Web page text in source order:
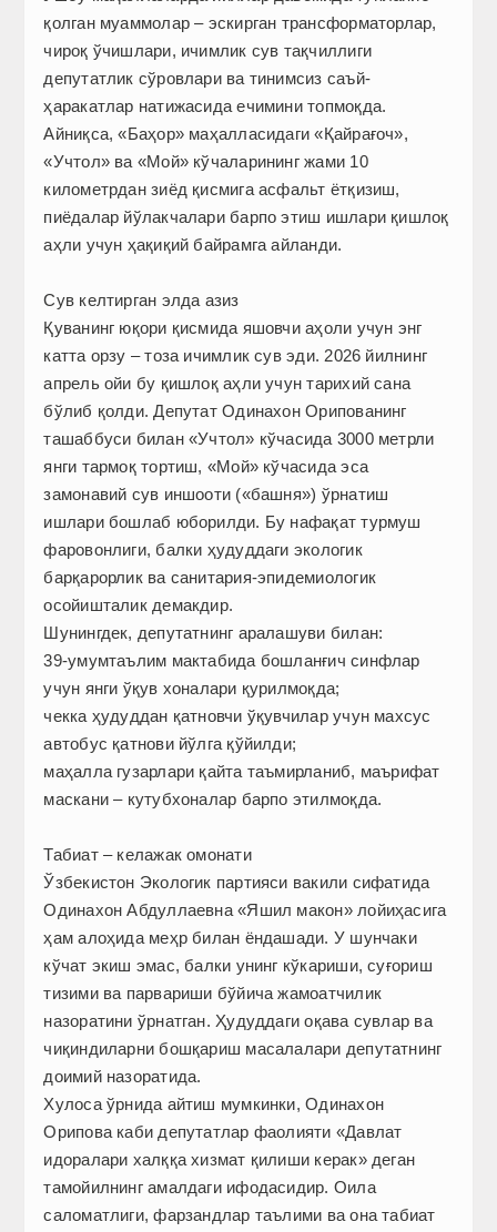
қолган муаммолар – эскирган трансформаторлар,
чироқ ўчишлари, ичимлик сув тақчиллиги
депутатлик сўровлари ва тинимсиз саъй-
ҳаракатлар натижасида ечимини топмоқда.
Айниқса, «Баҳор» маҳалласидаги «Қайрағоч»,
«Учтол» ва «Мой» кўчаларининг жами 10
километрдан зиёд қисмига асфальт ётқизиш,
пиёдалар йўлакчалари барпо этиш ишлари қишлоқ
аҳли учун ҳақиқий байрамга айланди.
Сув келтирган элда азиз
Қуванинг юқори қисмида яшовчи аҳоли учун энг
катта орзу – тоза ичимлик сув эди. 2026 йилнинг
апрель ойи бу қишлоқ аҳли учун тарихий сана
бўлиб қолди. Депутат Одинахон Орипованинг
ташаббуси билан «Учтол» кўчасида 3000 метрли
янги тармоқ тортиш, «Мой» кўчасида эса
замонавий сув иншооти («башня») ўрнатиш
ишлари бошлаб юборилди. Бу нафақат турмуш
фаровонлиги, балки ҳудуддаги экологик
барқарорлик ва санитария-­эпидемиологик
осойишталик демакдир.
Шунингдек, депутатнинг аралашуви билан:
39-умумтаълим мактабида бошланғич синфлар
учун янги ўқув хоналари қурилмоқда;
чекка ҳудуддан қатновчи ўқувчилар учун махсус
автобус қатнови йўлга қўйилди;
маҳалла гузарлари қайта таъмирланиб, маърифат
маскани – кутубхоналар барпо этилмоқда.
Табиат – келажак омонати
Ўзбекистон Экологик партияси вакили сифатида
Одинахон Абдуллаевна «Яшил макон» лойиҳасига
ҳам алоҳида меҳр билан ёндашади. У шунчаки
кўчат экиш эмас, балки унинг кўкариши, суғориш
тизими ва парвариши бўйича жамоатчилик
назоратини ўрнатган. Ҳудуддаги оқава сувлар ва
чиқиндиларни бошқариш масалалари депутатнинг
доимий назоратида.
Хулоса ўрнида айтиш мумкинки, Одинахон
Орипова каби депутатлар фаолияти «Давлат
идоралари халққа хизмат қилиши керак» деган
тамойилнинг амалдаги ифодасидир. Оила
саломатлиги, фарзандлар таълими ва она табиат